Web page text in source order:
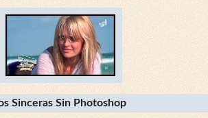
Sinceras Sin Photoshop